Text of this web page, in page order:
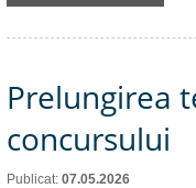
Prelungirea
concursului
Publicat: 07.05.2026